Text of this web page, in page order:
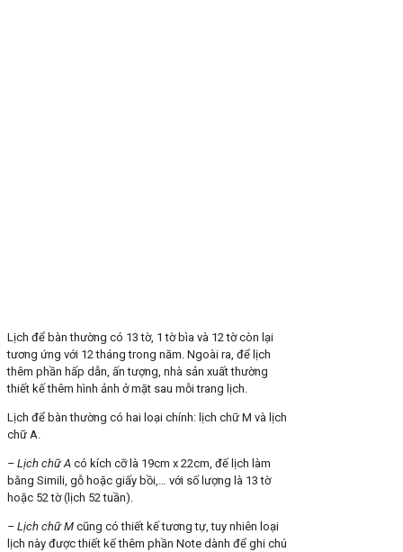
Lịch để bàn thường có 13 tờ, 1 tờ bìa và 12 tờ còn lại
tương ứng với 12 tháng trong năm. Ngoài ra, để lịch
thêm phần hấp dẫn, ấn tượng, nhà sản xuất thường
thiết kế thêm hình ảnh ở mặt sau mỗi trang lịch.
Lịch để bàn thường có hai loại chính: lịch chữ M và lịch
chữ A.
– Lịch chữ A có kích cỡ là 19cm x 22cm, đế lịch làm
bằng Simili, gỗ hoặc giấy bồi,… với số lượng là 13 tờ
hoặc 52 tờ (lịch 52 tuần).
– Lịch chữ M cũng có thiết kế tương tự, tuy nhiên loại
lịch này được thiết kế thêm phần Note dành để ghi chú